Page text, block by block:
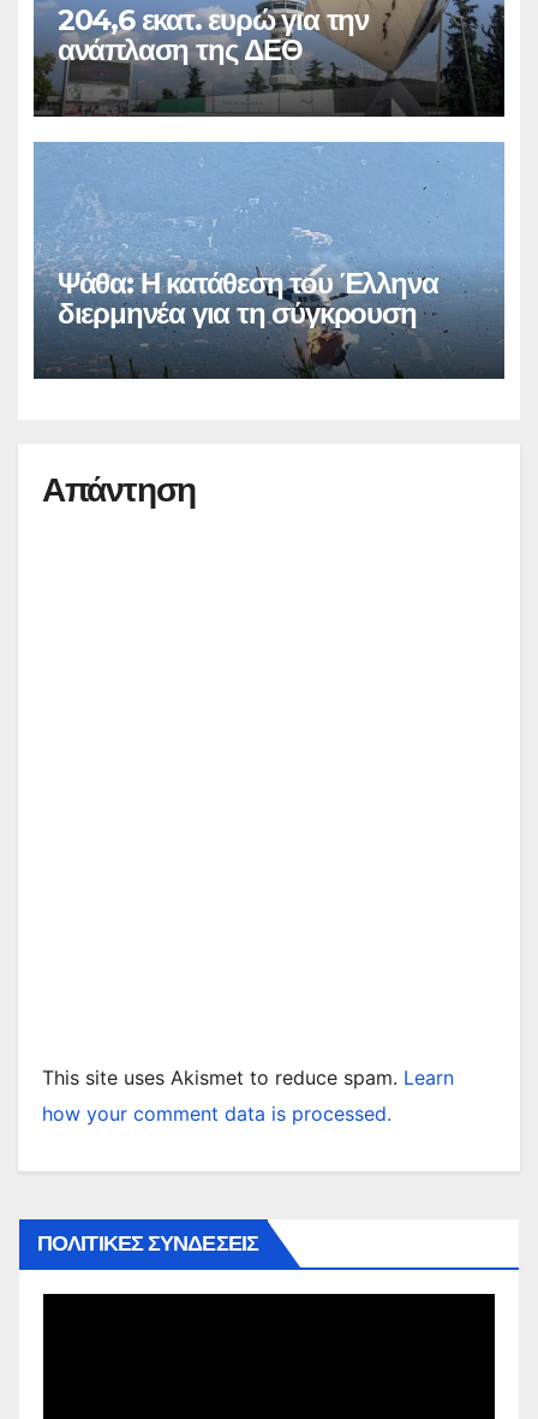
204,6 εκατ. ευρώ για την
ανάπλαση της ΔΕΘ
Ψάθα: Η κατάθεση του Έλληνα
διερμηνέα για τη σύγκρουση
Απάντηση
This site uses Akismet to reduce spam. Learn
how your comment data is processed.
ΠΟΛΙΤΙΚΕΣ ΣΥΝΔΕΣΕΙΣ